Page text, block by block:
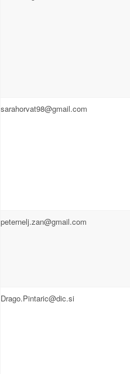
sarahorvat98@gmail.com
peternelj.zan@gmail.com
Drago.Pintaric@dic.si